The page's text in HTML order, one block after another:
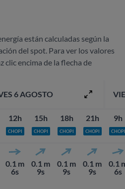
están calculadas según la
del spot. Para ver los valores
clic encima de la flecha de
6 AGOSTO
12h
CHOPI
0.1 m
6s
15h
CHOPI
0.1 m
9s
18h
CHOPI
0.1 m
9s
21h
CHOPI
0.1 m
9s
9h
CHOPI
0.1
6s